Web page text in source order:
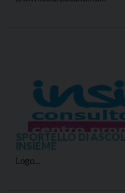
SPORTELLO DI
INSIEME
Logo…